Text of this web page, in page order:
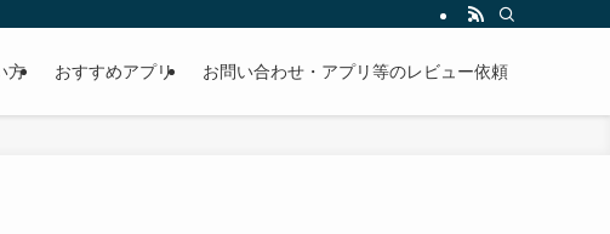
方 おすすめアプリ お問い合わせ・アプリ等のレビュー依頼